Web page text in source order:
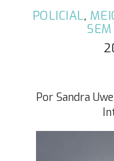
POLICIAL,
Por Sandra